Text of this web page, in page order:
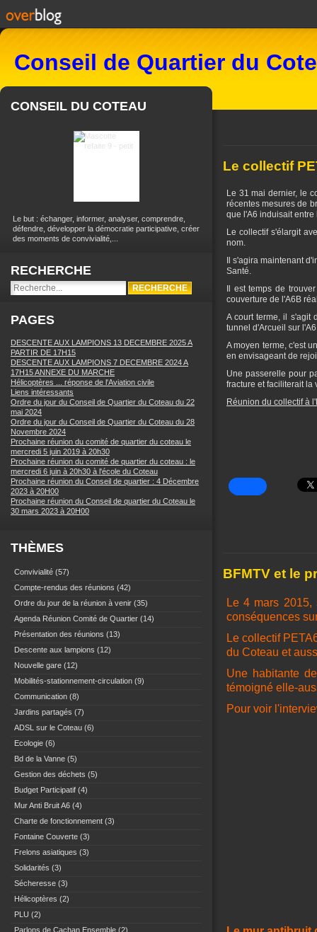
Conseil de Quartier du
CONSEIL DU COTEAU
Le but : échanger, informer, analyser, comprendre,
défendre, développer la démocratie participative, créer
des moments de convivialité,...
RECHERCHE
PAGES
DESCENTE AUX LAMPIONS 13 DECEMBRE 2025 A
PARTIR DE 17H15
DESCENTE AUX LAMPIONS 7 DECEMBRE 2024 A
17H15 ANNEXE DU MARCHE
Hélicoptères ... réponse de l'Aviation civile
Liens intéressants
Ordre du jour du Conseil de Quartier du Coteau du 22
mai 2024
Ordre du jour du Conseil de Quartier du Coteau du 28
Novembre 2024
Prochaine réunion du comité de quartier du coteau le
mercredi 5 juin 2019 à 20h30
Prochaine réunion du comité de quartier du coteau : le
mercredi 6 juin à 20h30 à l'école du Coteau
Prochaine réunion du Conseil de quartier : 4 Décembre
2023 à 20H00
Prochaine réunion du Conseil de quartier du Coteau le
30 mars 2023 à 20H00
THÈMES
Convivialité (57)
Compte-rendus des réunions (42)
Ordre du jour de la réunion à venir (35)
Agenda Réunion Comité de Quartier (14)
Présentation des réunions (13)
Descente aux lampions (12)
Nouvelle gare (12)
Mobilités-stationnement-circulation (9)
Communication (8)
Jardins partagés (7)
ADSL sur le Coteau (6)
Ecologie (6)
Bd de la Vanne (5)
Gestion des déchets (5)
Budget Participatif (4)
Mur Anti Bruit A6 (4)
Charte de fonctionnement (3)
Fontaine Couverte (3)
Frelons asiatiques (3)
Solidarités (3)
Sécheresse (3)
Hélicoptères (2)
PLU (2)
Parlons de Cachan Ensemble (2)
Le collectif
Le 31 mai dernier, le
récentes mesures de
que l'A6 induisait
Le collectif s'élargit
nom.
Il s'agira maintenant
Santé.
Il est temps de
couverture de l'A6B
A court terme, il s'agit
tunnel d'Arcueil sur
A moyen terme, c'est
en envisageant de
Une passerelle pour
fracture et faciliterait la
Réunion du collectif à
BFMTV et le
Le 4 mars
conséquences
Le collectif
du Coteau et
Une habitante
témoigné elle-
Pour voir